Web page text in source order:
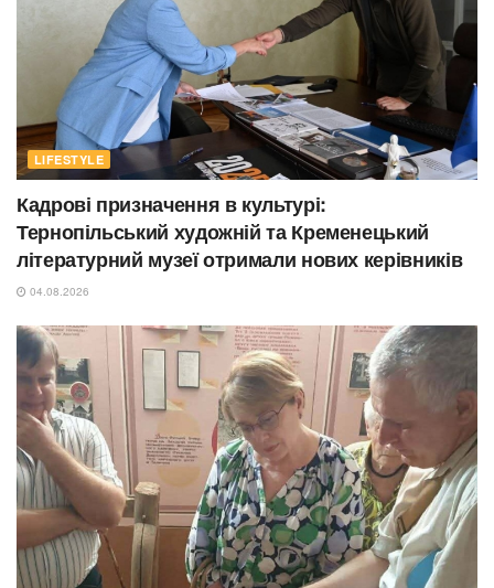
LIFESTYLE
Кадрові призначення в культурі:
Тернопільський художній та Кременецький
літературний музеї отримали нових керівників
04.08.2026